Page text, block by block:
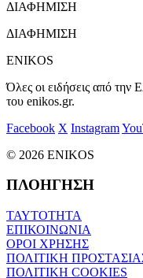
ΔΙΑΦΗΜΙΣΗ
ΔΙΑΦΗΜΙΣΗ
ENIKOS
Όλες οι ειδήσεις από την
του enikos.gr.
Facebook X Instagram
© 2026 ENIKOS
ΠΛΟΗΓΗΣΗ
ΤΑΥΤΟΤΗΤΑ
ΕΠΙΚΟΙΝΩΝΙΑ
ΟΡΟΙ ΧΡΗΣΗΣ
ΠΟΛΙΤΙΚΗ
ΠΟΛΙΤΙΚΗ COOKIES